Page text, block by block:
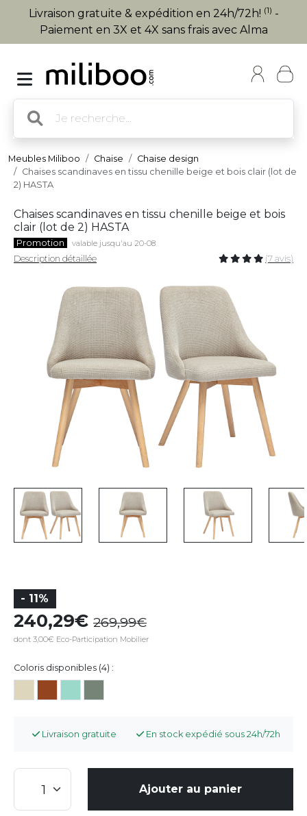
Livraison gratuite & expédition en 24h/72h! (1) -
Paiement en 3X et 4X sans frais avec Alma
Meubles Miliboo Chaise
Chaise design
Chaises scandinaves en tissu chenille beige et bois clair (lot de
2) HASTA
Chaises scandinaves en tissu chenille beige et bois
clair (lot de 2) HASTA
Promotion valable jusqu'au 20-08
Description détaillée (7 avis)
- 11%
240,29 269,99
dont 3,00€ Eco-Participation Mobilier
Coloris disponibles (4) :
Livraison gratuite En stock expédié sous 24h/72h
Ajouter au panier